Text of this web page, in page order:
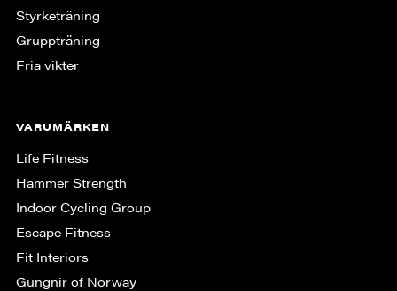
Styrketräning
Gruppträning
Fria vikter
VARUMÄRKEN
Life Fitness
Hammer Strength
Indoor Cycling Group
Escape Fitness
Fit Interiors
Gungnir of Norway